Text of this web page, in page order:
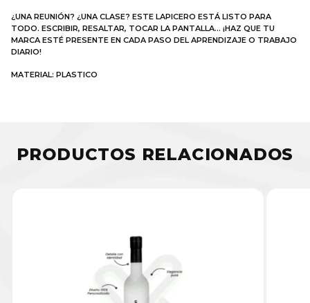
¿UNA REUNIÓN? ¿UNA CLASE? ESTE LAPICERO ESTÁ LISTO PARA
TODO. ESCRIBIR, RESALTAR, TOCAR LA PANTALLA… ¡HAZ QUE TU
MARCA ESTÉ PRESENTE EN CADA PASO DEL APRENDIZAJE O TRABAJO
DIARIO!
MATERIAL: PLASTICO
PRODUCTOS RELACIONADOS